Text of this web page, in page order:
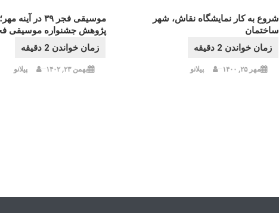
موسیقی فجر ۳۹
پژوهش جشنواره موسیقی
بهمن ۲۳, ۱۴۰۲ پیلانو
شروع به کار نمایشگاه نقاش، شهر
ساختمان
مهر ۲۵, ۱۴۰۰ پیلانو